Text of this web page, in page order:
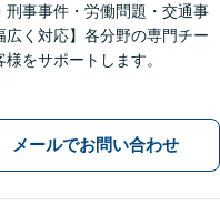
刑事事件・労働問題・交通事
広く対応】各分野の専門チー
様をサポートします。
メールでお問い合わせ